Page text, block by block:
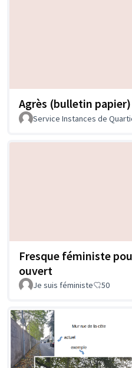
Agrès (bulletin papier)
Service Instances de
Fresque féministe
ouvert
Je suis féministe 50